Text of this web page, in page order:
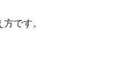
です。